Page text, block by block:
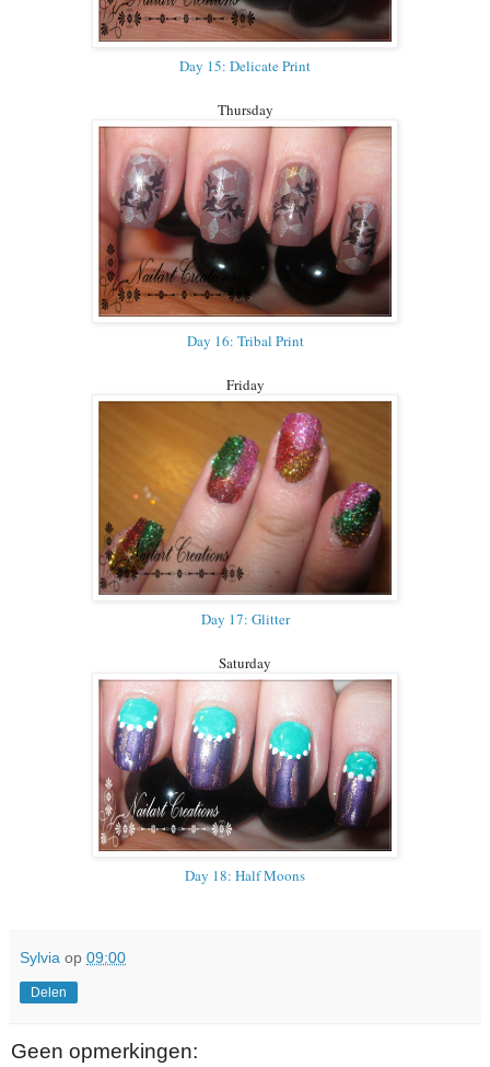
Day 15: Delicate Print
Thursday
Day 16: Tribal Print
Friday
Day 17: Glitter
Saturday
Day 18: Half Moons
Sylvia op 09:00
Delen
Geen opmerkingen: